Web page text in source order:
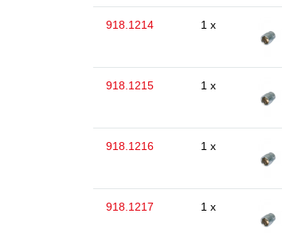
918.1214 1 x
918.1215 1 x
918.1216 1 x
918.1217 1 x